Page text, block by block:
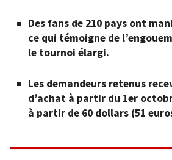
Des fans de 210 pays ont
ce qui témoigne de
le tournoi élargi.
Les demandeurs retenus
d’achat à partir du 1er
à partir de 60 dollars (51